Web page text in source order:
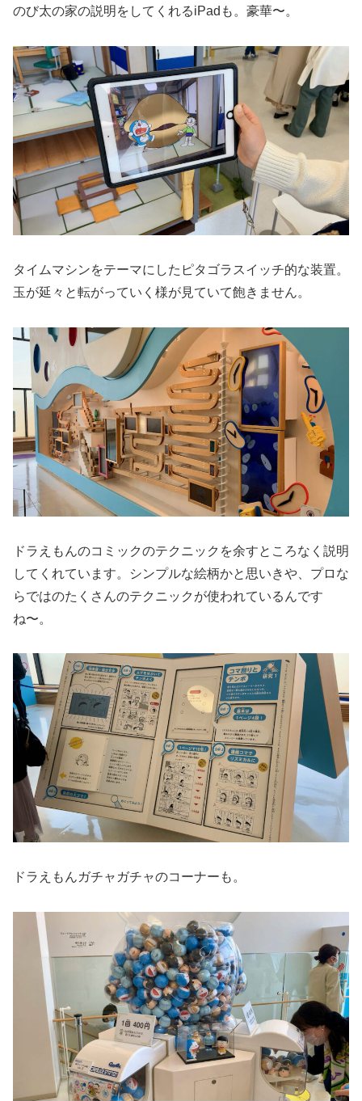
のび太の家の説明をしてくれるiPadも。豪華〜。
タイムマシンをテーマにしたピタゴラスイッチ的な装置。
玉が延々と転がっていく様が見ていて飽きません。
ドラえもんのコミックのテクニックを余すところなく説明
してくれています。シンプルな絵柄かと思いきや、プロな
らではのたくさんのテクニックが使われているんです
ね〜。
ドラえもんガチャガチャのコーナーも。